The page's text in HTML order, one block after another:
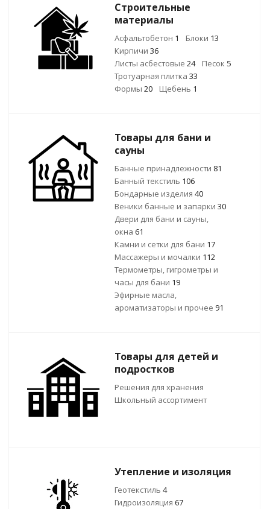
Строительные
материалы
Асфальтобетон 1 Блоки 13
Кирпичи 36
Листы асбестовые 24 Песок 5
Тротуарная плитка 33
Формы 20 Щебень 1
Товары для бани и
сауны
Банные принадлежности 81
Банный текстиль 106
Бондарные изделия 40
Веники банные и запарки 30
Двери для бани и сауны,
окна 61
Камни и сетки для бани 17
Массажеры и мочалки 112
Термометры, гигрометры и
часы для бани 19
Эфирные масла,
ароматизаторы и прочее 91
Товары для детей и
подростков
Решения для хранения
Школьный ассортимент
Утепление и изоляция
Геотекстиль 4
Гидроизоляция 67